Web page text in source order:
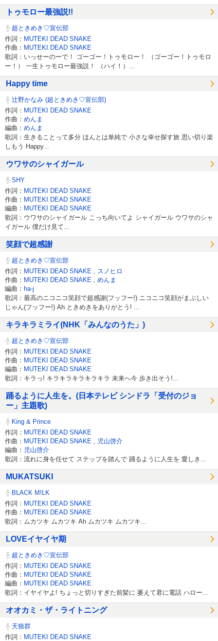
トゥモロー最強説!!
超ときめき♡宣伝部
作詞： MUTEKI DEAD SNAKE
作曲： MUTEKI DEAD SNAKE
歌詞：いっせーのーで！ ゴーゴー！トゥモロー！ （ゴーゴー！トゥモロ
ー！） 一生トゥモロー最強説！ （ハイ！）...
Happy time
辻野かなみ (超ときめき♡宣伝部)
作詞： MUTEKI DEAD SNAKE
作曲： めんま
編曲： めんま
歌詞：生きることって多分 ほんとは単純で 小さな幸せ探す旅 思い切り楽
しもう Happy...
ウワサのシャイガール
SHY
作詞： MUTEKI DEAD SNAKE
作曲： MUTEKI DEAD SNAKE
編曲： MUTEKI DEAD SNAKE
歌詞：ウワサのシャイガール こっち向いてよ シャイガール ウワサのシャ
イガール 僕だけ見て...
笑顔で超感謝
超ときめき♡宣伝部
作詞： MUTEKI DEAD SNAKE
スノヒロ
作曲： MUTEKI DEAD SNAKE
めんま
編曲： ha-j
歌詞：最高のニコニコ笑顔で超感謝(フッフー!) ニコニコ笑顔がまぶしい
じゃん(フッフー!) Ah ときめきをありがとう! ...
キラキラミライ(NHK「みんなのうた」)
超ときめき♡宣伝部
作詞： MUTEKI DEAD SNAKE
作曲： MUTEKI DEAD SNAKE
編曲： MUTEKI DEAD SNAKE
歌詞：キラっ! キラキラキラキラキラ 未来へ今 歩き出そう!...
踊るように人生を。(日本テレビ シンドラ「受付のジョ
ー」主題歌)
King & Prince
作詞： MUTEKI DEAD SNAKE
作曲： MUTEKI DEAD SNAKE
児山啓介
編曲： 児山啓介
歌詞：流れに身を任せて ステップを踏んで 踊るように人生を 愛しき...
MUKATSUKI
BLACK M!LK
作詞： MUTEKI DEAD SNAKE
作曲： MUTEKI DEAD SNAKE
歌詞：ムカツキ ムカツキ Ah ムカツキ ムカツキ...
LOVEイヤイヤ期
超ときめき♡宣伝部
作詞： MUTEKI DEAD SNAKE
作曲： MUTEKI DEAD SNAKE
編曲： MUTEKI DEAD SNAKE
歌詞：イヤイヤよ! ちょっと切りすぎた前髪に 萎えて君に電話 ハロー...
オオカミ・ザ・ライトニング
天狼群
作詞： MUTEKI DEAD SNAKE